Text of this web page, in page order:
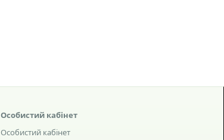
Особистий кабінет
Особистий кабінет